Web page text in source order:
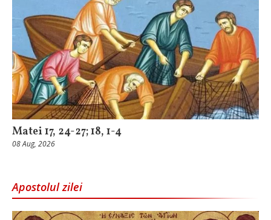
Matei 17, 24-27; 18, 1-4
08 Aug, 2026
Apostolul zilei